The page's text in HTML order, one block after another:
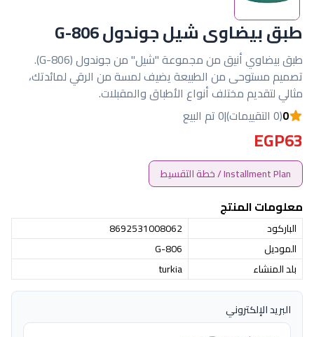
طبق بيضاوى شيل جوندول G-806
طبق بيضاوي أنيق من مجموعة "شيل" من جوندول (G-806).
تصميم مستوحى من الطبيعة يضيف لمسة من الرقي لمائدتك،
مثالي لتقديم مختلف أنواع الأطباق والمقبلات.
0(0 التقييمات) |0 تم البيع
EGP63
Installment Plan / خطة التقسيط
معلومات المنتج
الباركود
8692531008062
الموديل
G-806
بلد المنشاء
turkia
البريد الإلكتروني